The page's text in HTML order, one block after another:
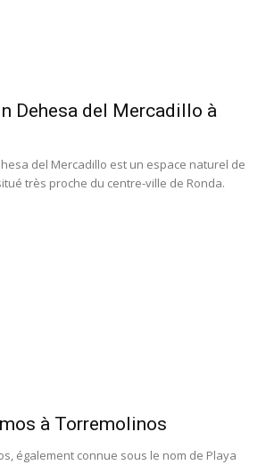
Dehesa del Mercadillo à
del Mercadillo est un espace naturel de
très proche du centre-ville de Ronda.
à Torremolinos
également connue sous le nom de Playa